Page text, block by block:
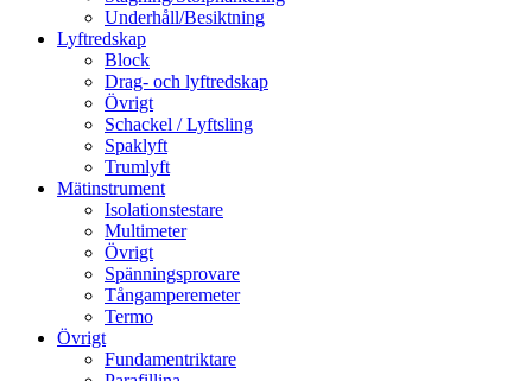
Underhåll/Besiktning
Lyftredskap
Block
Drag- och lyftredskap
Övrigt
Schackel / Lyftsling
Spaklyft
Trumlyft
Mätinstrument
Isolationstestare
Multimeter
Övrigt
Spänningsprovare
Tångamperemeter
Termo
Övrigt
Fundamentriktare